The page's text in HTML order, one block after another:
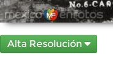
Alta Resolución